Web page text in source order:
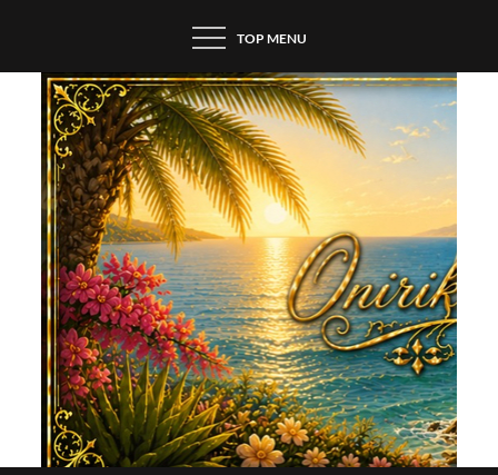
content
TOP MENU